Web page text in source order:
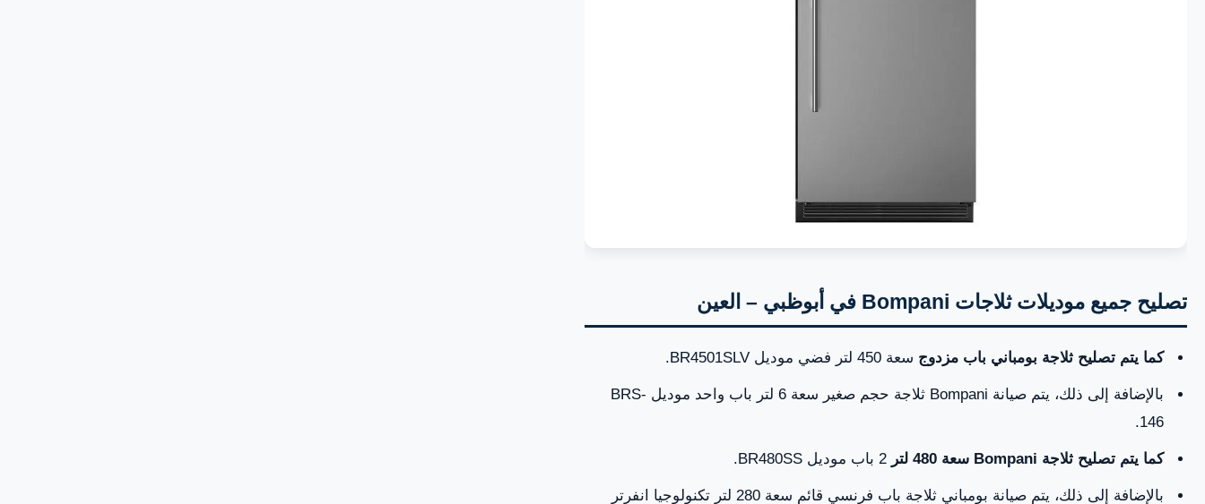
تصليح جميع موديلات ثلاجات Bompani في أبوظبي – العين
كما يتم تصليح ثلاجة بومباني باب مزدوج سعة 450 لتر فضي موديل BR4501SLV.
بالإضافة إلى ذلك، يتم صيانة Bompani ثلاجة حجم صغير سعة 6 لتر باب واحد موديل BRS-
146.
كما يتم تصليح ثلاجة Bompani سعة 480 لتر
بالإضافة إلى ذلك، يتم صيانة بومباني ثلاجة باب فرنسي قائم سعة 280 لتر تكنولوجيا انفرتر